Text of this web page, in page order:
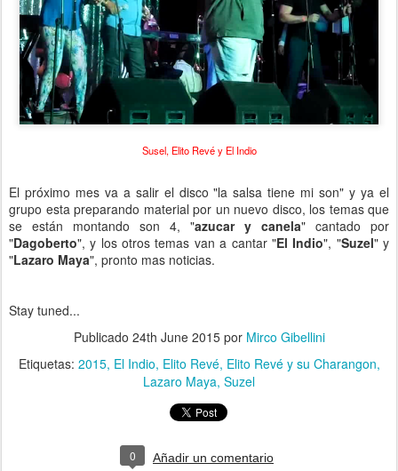
Susel, Elito Revé y El Indio
El próximo mes va a salir el disco "la salsa tiene mi son" y ya el
grupo esta preparando material por un nuevo disco, los temas que
se están montando son 4, "azucar y canela" cantado por
"Dagoberto", y los otros temas van a cantar "El Indio", "Suzel" y
"Lazaro Maya", pronto mas noticias.
Stay tuned...
Publicado 24th June 2015por Mirco Gibellini
Etiquetas: 2015 El Indio Elito Revé Elito Revé y su Charangon
Lazaro Maya Suzel
0 Añadir un comentario